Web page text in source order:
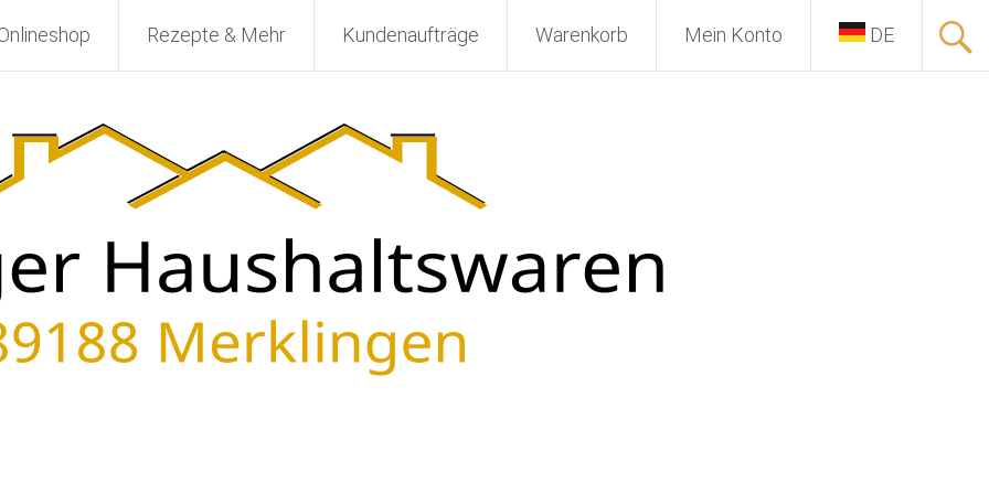
Rezepte & Mehr Kundenaufträge Warenkorb Mein Konto DE